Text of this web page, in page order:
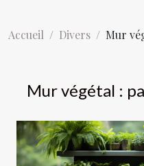
Accueil Divers Mur
Mur végétal :